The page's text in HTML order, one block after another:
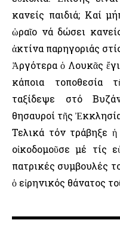
κανείς παιδιά; Καί
ὡραῖο νά δώσει
ἀκτίνα παρηγοριάς
Ἀργότερα ὁ Λουκᾶς
κάποια τοποθεσία
ταξίδεψε στό
θησαυροί τῆς
Τελικά τόν τράβηξε
οἰκοδομοῦσε μέ τίς
πατρικές συμβουλές
ὁ εἰρηνικός θάνατος